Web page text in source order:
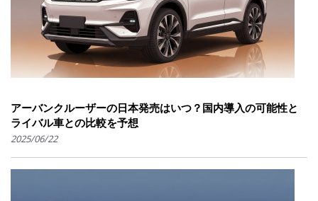
アーバンクルーザーの日本発売はいつ？国内導入の可能性と
ライバル車との比較を予想
2025/06/22